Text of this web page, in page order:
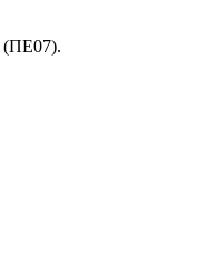
(ΠΕ07).